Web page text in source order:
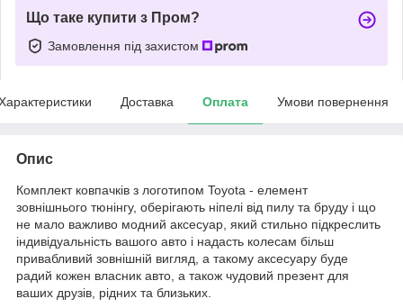
Що таке купити з Пром?
Замовлення під захистом
Доставка Оплата Умови повернення
Опис
Комплект ковпачків з логотипом Toyota - елемент
зовнішнього тюнінгу, оберігають ніпелі від пилу та бруду і що
не мало важливо модний аксесуар, який стильно підкреслить
індивідуальність вашого авто і надасть колесам більш
привабливий зовнішній вигляд, а такому аксесуару буде
радий кожен власник авто, а також чудовий презент для
ваших друзів, рідних та близьких.